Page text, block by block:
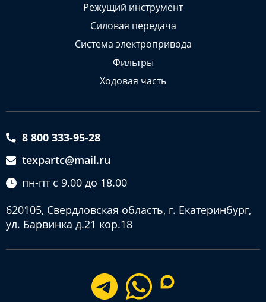
Режущий инструмент
Силовая передача
Система электропривода
Фильтры
Ходовая часть
8 800 333-95-28
texpartc@mail.ru
пн-пт с 9.00 до 18.00
620105, Свердловская область, г. Екатеринбург,
ул. Барвинка д.21 кор.18